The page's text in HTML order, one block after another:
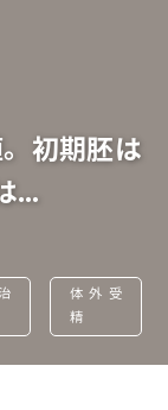
初期胚は
…
体外受
精